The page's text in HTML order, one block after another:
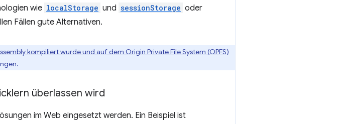
wie localStorage und sessionStorage oder
Fällen gute Alternativen.
kompiliert wurde und auf dem Origin Private File System (OPFS)
überlassen wird
im Web eingesetzt werden. Ein Beispiel ist